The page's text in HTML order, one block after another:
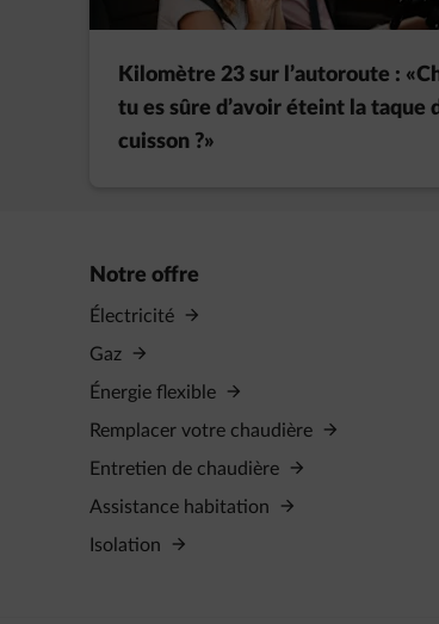
Kilomètre 23 sur l’autoroute :
tu es sûre d’avoir éteint la taque
cuisson ?»
Notre offre
Électricité
Gaz
Énergie flexible
Remplacer votre chaudière
Entretien de chaudière
Assistance habitation
Isolation